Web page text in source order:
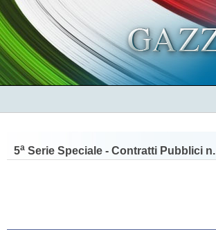
5a Serie Speciale - Contratti Pubblici n.